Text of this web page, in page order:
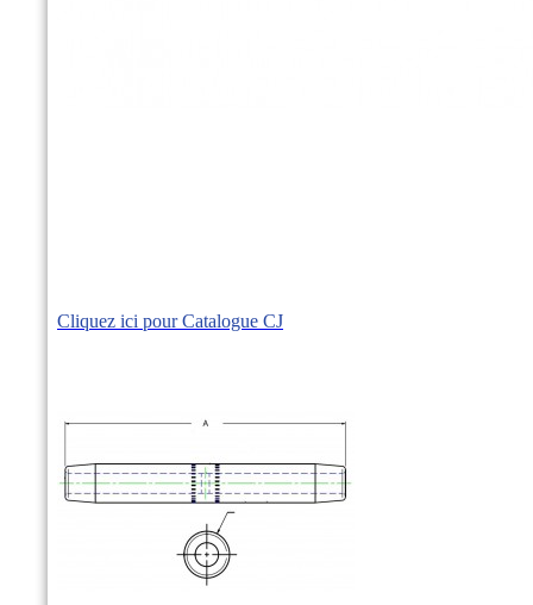
Cliquez ici pour Catalogue CJ